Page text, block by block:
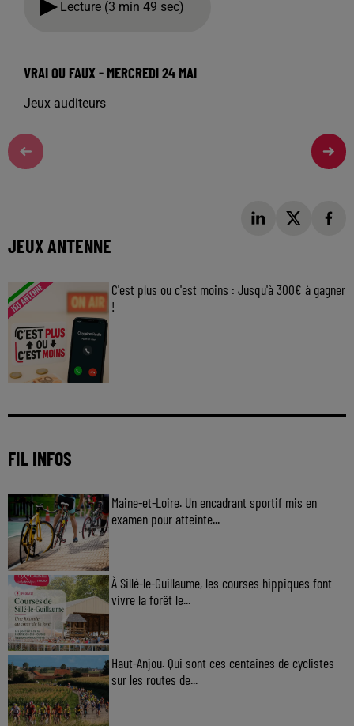
Lecture (3 min 49 sec)
VRAI OU FAUX - MERCREDI 24 MAI
Jeux auditeurs
JEUX ANTENNE
C'est plus ou c'est moins : Jusqu'à 300€ à gagner
!
FIL INFOS
Maine-et-Loire. Un encadrant sportif mis en
examen pour atteinte...
À Sillé-le-Guillaume, les courses hippiques font
vivre la forêt le...
Haut-Anjou. Qui sont ces centaines de cyclistes
sur les routes de...